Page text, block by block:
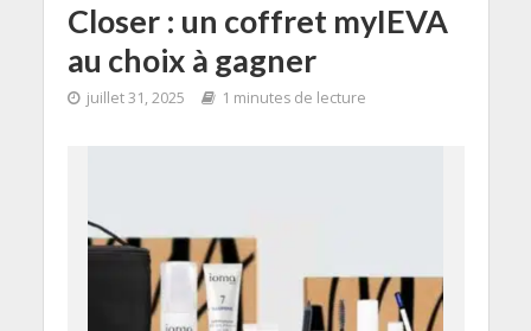
Closer : un coffret myIEVA
au choix à gagner
juillet 31, 2025 1 minutes de lecture